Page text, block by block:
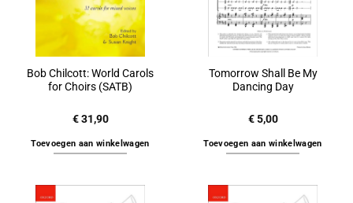
Bob Chilcott: World Carols
for Choirs (SATB)
€31,90
Toevoegen aan winkelwagen
Tomorrow Shall Be My
Dancing Day
€5,00
Toevoegen aan winkelwagen